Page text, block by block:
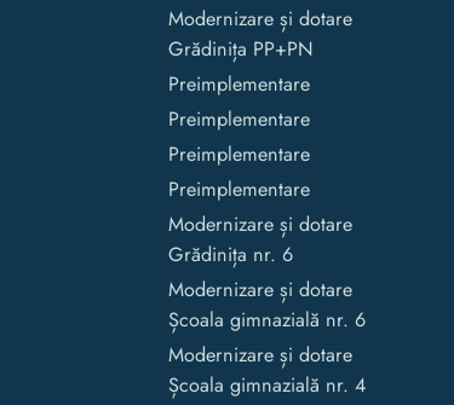
Modernizare și dotare
Grădinița PP+PN
Preimplementare
Preimplementare
Preimplementare
Preimplementare
Modernizare și dotare
Grădinița nr. 6
Modernizare și dotare
Școala gimnazială nr. 6
Modernizare și dotare
Școala gimnazială nr. 4